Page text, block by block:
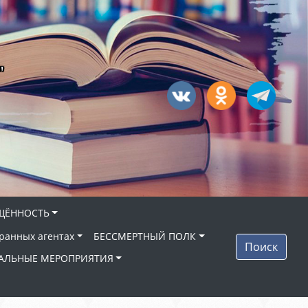
агентах
БЕССМЕРТНЫЙ ПОЛК
МЕРОПРИЯТИЯ
Поиск